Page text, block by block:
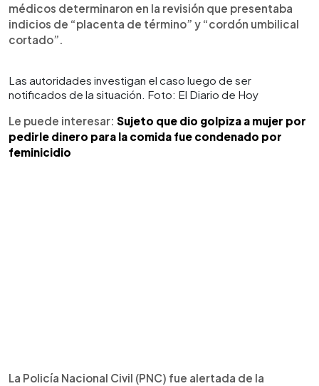
médicos determinaron en la revisión que presentaba
indicios de “placenta de término” y “cordón umbilical
cortado”.
Las autoridades investigan el caso luego de ser
notificados de la situación. Foto: El Diario de Hoy
Le puede interesar: Sujeto que dio golpiza a mujer por
pedirle dinero para la comida fue condenado por
feminicidio
La Policía Nacional Civil (PNC) fue alertada de la